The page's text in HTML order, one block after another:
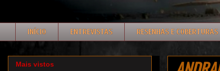
INÍCIO ENTREVISTAS RESENHAS E COBERTURAS
Mais vistos